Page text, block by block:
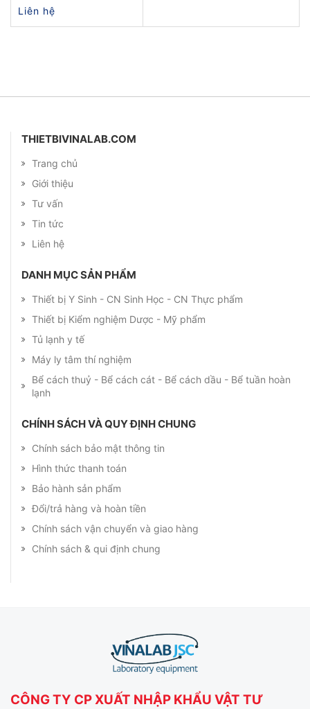
Liên hệ
THIETBIVINALAB.COM
Trang chủ
Giới thiệu
Tư vấn
Tin tức
Liên hệ
DANH MỤC SẢN PHẨM
Thiết bị Y Sinh - CN Sinh Học - CN Thực phẩm
Thiết bị Kiểm nghiệm Dược - Mỹ phẩm
Tủ lạnh y tế
Máy ly tâm thí nghiệm
Bể cách thuỷ - Bể cách cát - Bể cách dầu - Bể tuần hoàn
lạnh
CHÍNH SÁCH VÀ QUY ĐỊNH CHUNG
Chính sách bảo mật thông tin
Hình thức thanh toán
Bảo hành sản phẩm
Đổi/trả hàng và hoàn tiền
Chính sách vận chuyển và giao hàng
Chính sách & qui định chung
CÔNG TY CP XUẤT NHẬP KHẨU VẬT TƯ